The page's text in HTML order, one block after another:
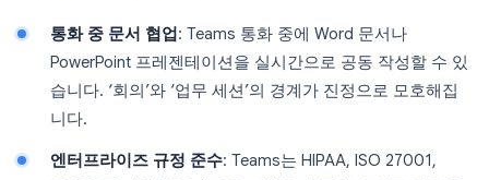
통화 중 문서 협업 : Teams 통화 중에 Word 문서나
PowerPoint 프레젠테이션을 실시간으로 공동 작성할 수 있
습니다. ‘회의’와 ‘업무 세션’의 경계가 진정으로 모호해집
니다.
엔터프라이즈 규정 준수: Teams는 HIPAA, ISO 27001,